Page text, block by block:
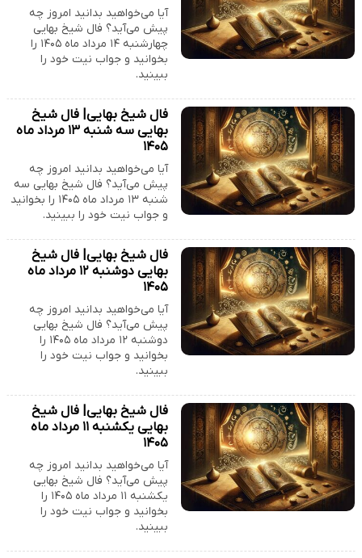
آیا می‌خواهید بدانید امروز چه
پیش می‌آید؟ فال شیخ بهایی
چهارشنبه ۱۴ مرداد ماه ۱۴۰۵ را
بخوانید و جواب نیت خود را
ببینید.
فال شیخ بهایی| فال شیخ
بهایی سه شنبه ۱۳ مرداد ماه
۱۴۰۵
آیا می‌خواهید بدانید امروز چه
پیش می‌آید؟ فال شیخ بهایی سه
شنبه ۱۳ مرداد ماه ۱۴۰۵ را بخوانید
و جواب نیت خود را ببینید.
فال شیخ بهایی| فال شیخ
بهایی دوشنبه ۱۲ مرداد ماه
۱۴۰۵
آیا می‌خواهید بدانید امروز چه
پیش می‌آید؟ فال شیخ بهایی
دوشنبه ۱۲ مرداد ماه ۱۴۰۵ را
بخوانید و جواب نیت خود را
ببینید.
فال شیخ بهایی| فال شیخ
بهایی یکشنبه ۱۱ مرداد ماه
۱۴۰۵
آیا می‌خواهید بدانید امروز چه
پیش می‌آید؟ فال شیخ بهایی
یکشنبه ۱۱ مرداد ماه ۱۴۰۵ را
بخوانید و جواب نیت خود را
ببینید.